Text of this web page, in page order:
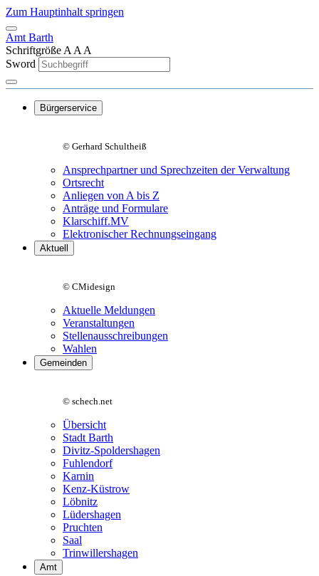
Zum Hauptinhalt springen
Amt Barth
Schriftgröße A A A
Sword
Bürgerservice
© Gerhard Schultheiß
Ansprechpartner und Sprechzeiten der Verwaltung
Ortsrecht
Anliegen von A bis Z
Anträge und Formulare
Klarschiff.MV
Elektronischer Rechnungseingang
Aktuell
© CMidesign
Aktuelle Meldungen
Veranstaltungen
Stellenausschreibungen
Wahlen
Gemeinden
© schech.net
Übersicht
Stadt Barth
Divitz-Spoldershagen
Fuhlendorf
Karnin
Kenz-Küstrow
Löbnitz
Lüdershagen
Pruchten
Saal
Trinwillershagen
Amt